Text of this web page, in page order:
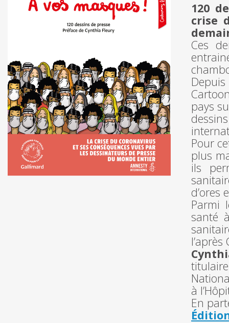
120
crise
Ces
pays
Pour
plus
ils
d’ores
Parmi
santé
à
En